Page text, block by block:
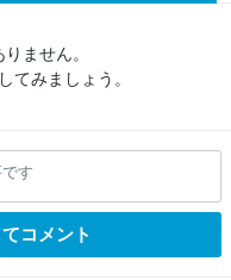
ません。
てみましょう。
す
コメント